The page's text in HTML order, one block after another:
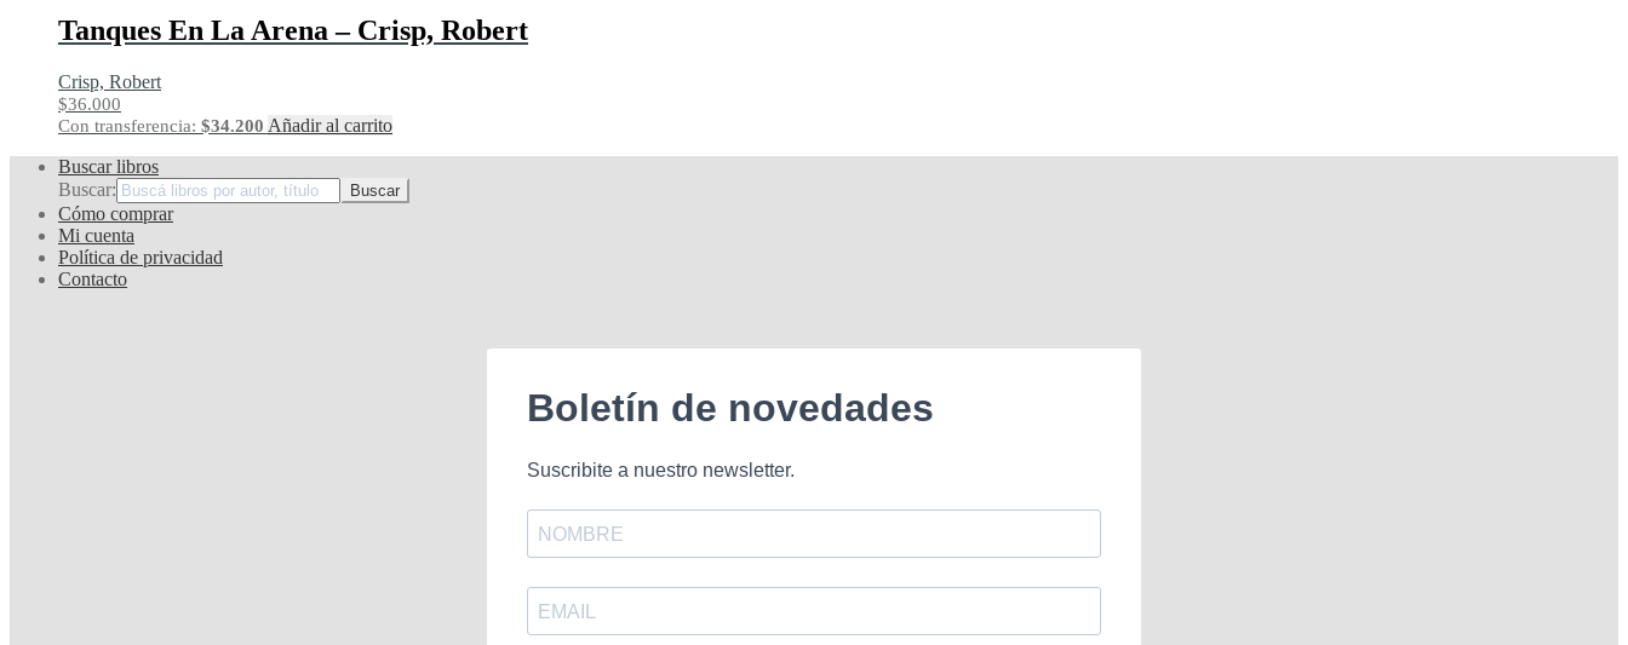
Tanques En La Arena – Crisp, Robert
Crisp, Robert
$36.000
Con transferencia: $34.200 Añadir al carrito
Buscar libros
Buscar:
Cómo comprar
Mi cuenta
Política de privacidad
Contacto
Boletín de novedades
Suscribite a nuestro newsletter.